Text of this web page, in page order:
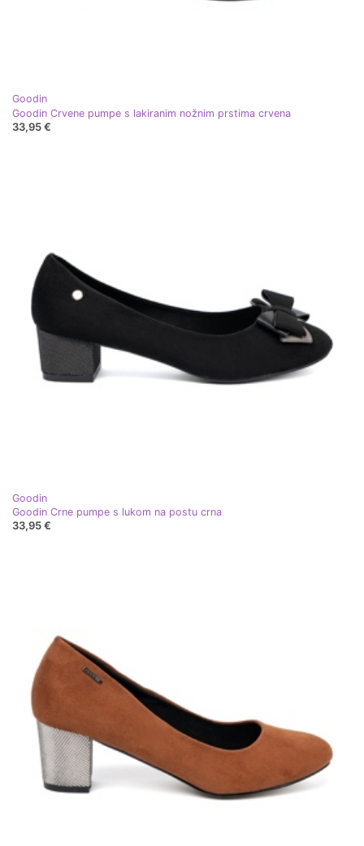
Goodin
Goodin Crvene pumpe s lakiranim nožnim prstima crvena
33,95 €
Goodin
Goodin Crne pumpe s lukom na postu crna
33,95 €